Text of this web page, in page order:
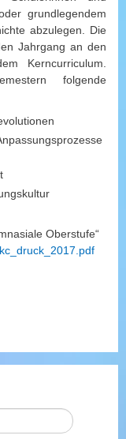
grundlegendem
abzulegen. Die
Jahrgang an den
Kerncurriculum.
folgende
Oberstufe“